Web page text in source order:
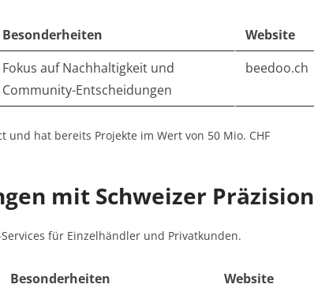
Besonderheiten
Website
Fokus auf Nachhaltigkeit und
Community-Entscheidungen
beedoo.ch
hat bereits Projekte im Wert von 50 Mio. CHF
mit Schweizer Präzision
für Einzelhändler und Privatkunden.
Besonderheiten
Website